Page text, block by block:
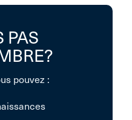
PAS
pouvez :